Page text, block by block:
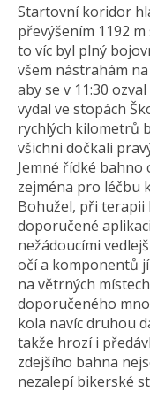
Startovní koridor
převýšením 1192
to víc byl plný
všem nástrahám
aby se v 11:30
vydal ve stopách
rychlých kilometrů
všichni dočkali
Jemné řídké
zejména pro léčbu
Bohužel, při terapii
doporučené
nežádoucími
očí a komponentů
na větrných
doporučeného
kola navíc druhou
takže hrozí i
zdejšího bahna
nezalepí bikerské